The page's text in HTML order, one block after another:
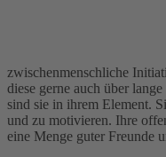
zwischenmenschliche
diese gerne auch über
sind sie in ihrem Element.
und zu motivieren. Ihre
eine Menge guter Freunde